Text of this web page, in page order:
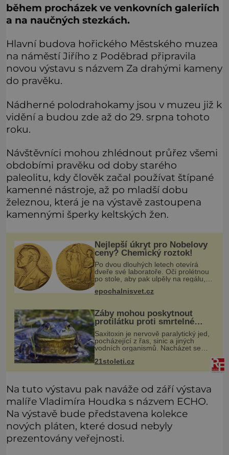
během procházek ve venkovních galeriích
a na naučných stezkách.
Hlavní budova hořického Městského muzea
na náměstí Jiřího z Poděbrad připravila
novou výstavu s názvem Za drahými kameny
do pravěku.
Nádherné polodrahokamy jsou v muzeu již k
vidění a budou zde až do 29. srpna tohoto
roku.
Návštěvníci mohou zhlédnout průřez všemi
obdobími pravěku od doby starého
paleolitu, kdy člověk začal používat štípané
kamenné nástroje, až po mladší dobu
železnou, která je na výstavě zastoupena
kamennými šperky keltských žen.
Nejlepší úkryt pro Nobelovy
ceny? Chemický roztok!
Po dvou dlouhých letech otevírá
dveře své laboratoře. Oči prolétnou
po stole, aby pak ulpěly na regálu,
kde se nachází všemožné látky.
Hledá žluto-oranžovou tekutinu,
epochalnisvet.cz
Žáby mohou poskytnout
protilátku proti smrtelné
otravě měkkýši
Saxitoxin je nervově paralytický jed,
pocházející z řas, sinic a jiných
vodních organismů. Nacházet se
mlžích, jako jsou ústřice nebo slávky.
21stoleti.cz
Na tuto výstavu pak naváže od září výstava
malíře Vladimíra Houdka s názvem ECHO.
Na výstavě bude představena kolekce
nových pláten, které dosud nebyly
prezentovány veřejnosti.